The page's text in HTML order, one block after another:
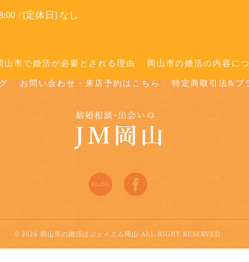
/ [定休日] なし
山市で婚活が必要とされる理由 岡山市の婚活の内容に
お問い合わせ・来店予約はこちら 特定商取引法&プ
© 2026 岡山市の婚活はジェイエム岡山 ALL RIGHT RESERVED.